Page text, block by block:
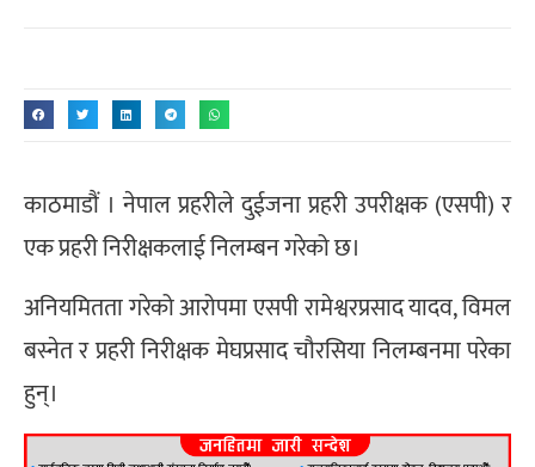
काठमाडौं । नेपाल प्रहरीले दुईजना प्रहरी उपरीक्षक (एसपी) र
एक प्रहरी निरीक्षकलाई निलम्बन गरेको छ।
अनियमितता गरेको आरोपमा एसपी रामेश्वरप्रसाद यादव, विमल
बस्नेत र प्रहरी निरीक्षक मेघप्रसाद चौरसिया निलम्बनमा परेका
हुन्।